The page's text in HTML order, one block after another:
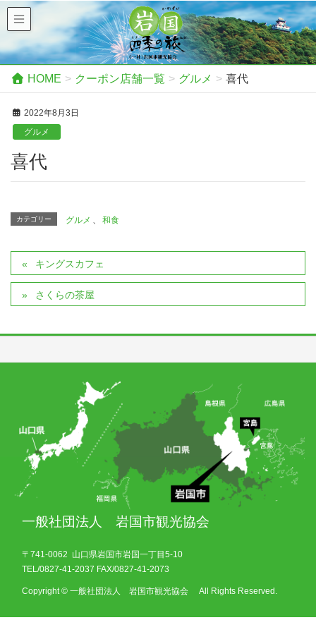
HOME クーポン店舗一覧 グルメ 喜代
2022年8月3日
グルメ
喜代
カテゴリー グルメ 和食
キングスカフェ
さくらの茶屋
一般社団法人 岩国市観光協会
〒741-0062 山口県岩国市岩国一丁目5-10
TEL/0827-41-2037 FAX/0827-41-2073
Copyright © 一般社団法人 岩国市観光協会 All Rights Reserved.